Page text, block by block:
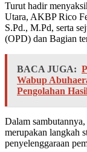
Turut hadir
Utara, AKBP Rico
S.Pd., M.Pd, serta
(OPD) dan Bagian
BACA JUGA:
Wabup
Pengolahan
Dalam
merupakan langkah
penyelenggaraan